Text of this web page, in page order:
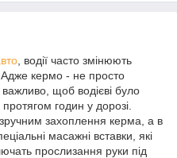
, водії часто змінюють
кермо - не просто
щоб водієві було
годин у дорозі.
захоплення керма, а в
масажні вставки, які
прослизання руки під